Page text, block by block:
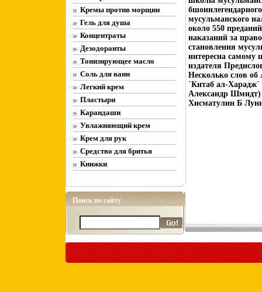
Кремы против морщин
Гель для душа
Концентраты
Дезодоранты
Тонизирующее масло
Соль для ванн
Легкий крем
Пластыри
Карандаши
Увлажняющий крем
Крем для рук
Средство для бритья
Книжки
Поиск по сайту
мусульманского
около 550
наказаний за
становления
интересна самому
издателя
Несколько слов
`Китаб ал-Харадж`
Александр Шмидт)
Хисматулин Б